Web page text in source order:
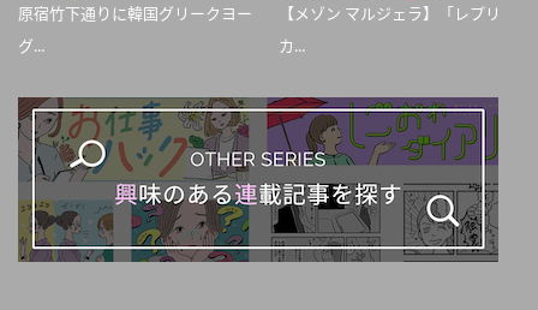
原宿竹下通りに韓国グリークヨー
グ...
【メゾン マルジェラ】「レプリ
カ...